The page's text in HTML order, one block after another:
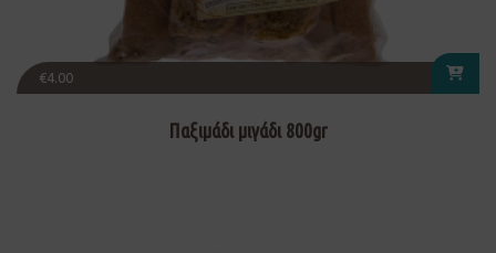
€4.00
Παξιμάδι μιγάδι 800gr